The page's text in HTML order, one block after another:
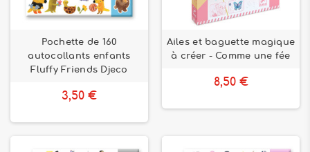
Pochette de 160
autocollants enfants
Fluffy Friends Djeco
3,50 €
Ailes et baguette magique
à créer - Comme une fée
8,50 €